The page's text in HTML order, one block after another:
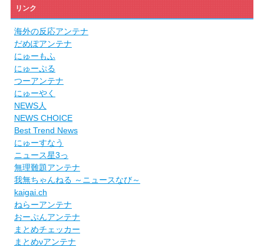
リンク
海外の反応アンテナ
だめぽアンテナ
にゅーもふ
にゅーぷる
つーアンテナ
にゅーやく
NEWS人
NEWS CHOICE
Best Trend News
にゅーすなう
ニュース星3っ
無理難題アンテナ
我無ちゃんねる ～ニュースなび～
kaigai.ch
ねらーアンテナ
おーぷんアンテナ
まとめチェッカー
まとめνアンテナ